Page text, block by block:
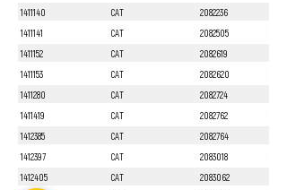
1411140
CAT
2082236
1411141
CAT
2082505
1411152
CAT
2082619
1411153
CAT
2082620
1411280
CAT
2082724
1411419
CAT
2082762
1412385
CAT
2082764
1412397
CAT
2083018
1412405
CAT
2083062